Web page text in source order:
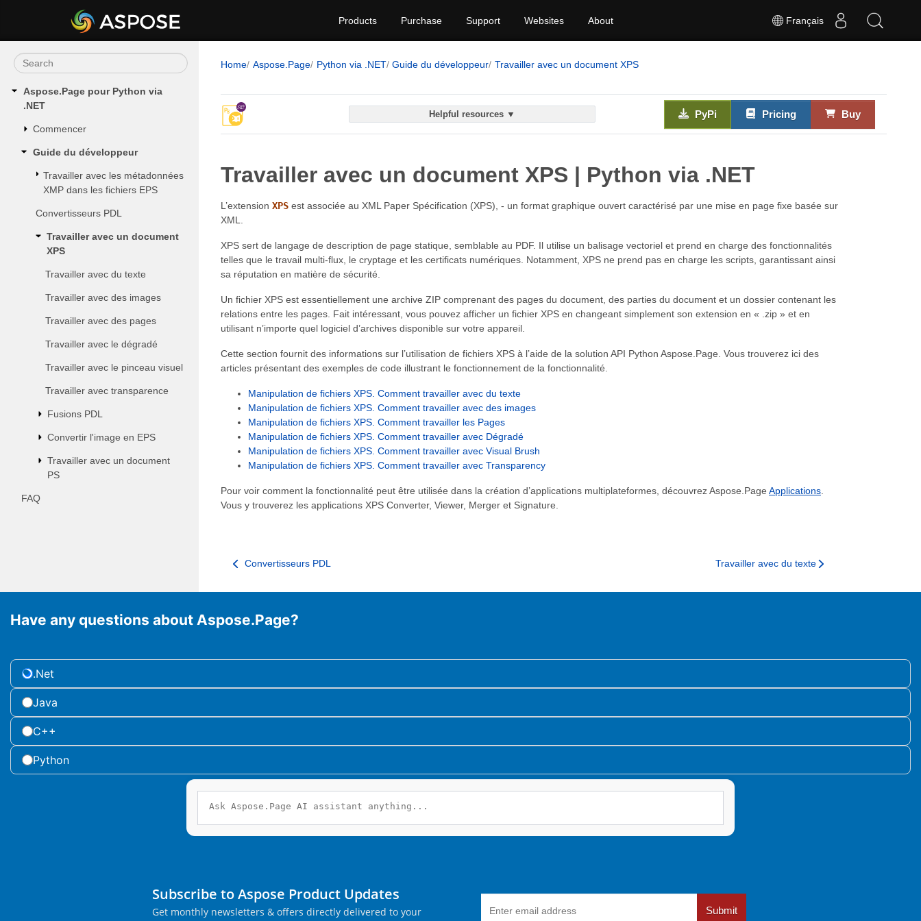
Français
Products Purchase Support Websites About
Aspose.Page pour Python via
.NET
Commencer
Guide du développeur
Travailler avec les métadonnées
XMP dans les fichiers EPS
Convertisseurs PDL
Travailler avec un document
XPS
Travailler avec du texte
Travailler avec des images
Travailler avec des pages
Travailler avec le dégradé
Travailler avec le pinceau visuel
Travailler avec transparence
Fusions PDL
Convertir l'image en EPS
Travailler avec un document
PS
FAQ
Home Aspose.Page Python via .NET Guide du développeur Travailler avec un document XPS
Helpful resources ▼ PyPi Pricing Buy
Travailler avec un document XPS | Python via .NET
L’extension XPS est associée au XML Paper Spécification (XPS), - un format graphique ouvert caractérisé par une mise en page fixe basée sur
XML.
XPS sert de langage de description de page statique, semblable au PDF. Il utilise un balisage vectoriel et prend en charge des fonctionnalités
telles que le travail multi-flux, le cryptage et les certificats numériques. Notamment, XPS ne prend pas en charge les scripts, garantissant ainsi
sa réputation en matière de sécurité.
Un fichier XPS est essentiellement une archive ZIP comprenant des pages du document, des parties du document et un dossier contenant les
relations entre les pages. Fait intéressant, vous pouvez afficher un fichier XPS en changeant simplement son extension en « .zip » et en
utilisant n’importe quel logiciel d’archives disponible sur votre appareil.
Cette section fournit des informations sur l’utilisation de fichiers XPS à l’aide de la solution API Python Aspose.Page. Vous trouverez ici des
articles présentant des exemples de code illustrant le fonctionnement de la fonctionnalité.
Manipulation de fichiers XPS. Comment travailler avec du texte
Manipulation de fichiers XPS. Comment travailler avec des images
Manipulation de fichiers XPS. Comment travailler les Pages
Manipulation de fichiers XPS. Comment travailler avec Dégradé
Manipulation de fichiers XPS. Comment travailler avec Visual Brush
Manipulation de fichiers XPS. Comment travailler avec Transparency
Pour voir comment la fonctionnalité peut être utilisée dans la création d’applications multiplateformes, découvrez Aspose.Page Applications.
Vous y trouverez les applications XPS Converter, Viewer, Merger et Signature.
Convertisseurs PDL Travailler avec du texte
Have any questions about Aspose.Page?
.Net
Java
C++
Python
Subscribe to Aspose Product Updates
Get monthly newsletters & offers directly delivered to your
Submit